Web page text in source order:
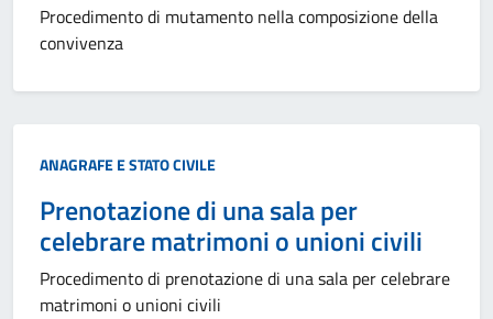
Procedimento di mutamento nella composizione della
convivenza
Categoria:
ANAGRAFE E STATO CIVILE
Prenotazione di una sala per
celebrare matrimoni o unioni civili
Procedimento di prenotazione di una sala per celebrare
matrimoni o unioni civili